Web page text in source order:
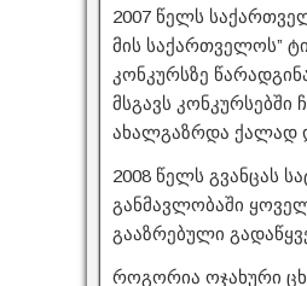
2007 წელს
მის საქართველოს”
კონკურსზე
მსგავს
ახალგაზრდა ქალად
2008 წელს გვანცას
განმავლობაში
გააზრებული
როგორია ოჯახური